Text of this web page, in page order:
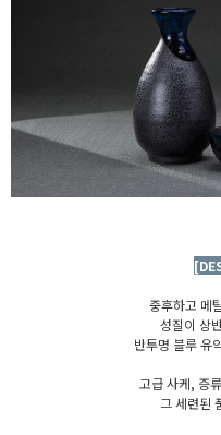
중후하고 메
성질이 상
반투명 블루 유
고급 사케, 증
그 세련된